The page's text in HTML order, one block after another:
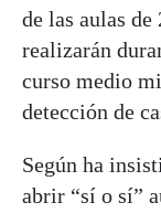
de las aulas de
realizarán
curso medio
detección de
Según ha
abrir “sí o sí”